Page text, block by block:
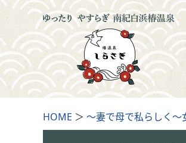
HOME ＞ ～妻で母で私らしく～